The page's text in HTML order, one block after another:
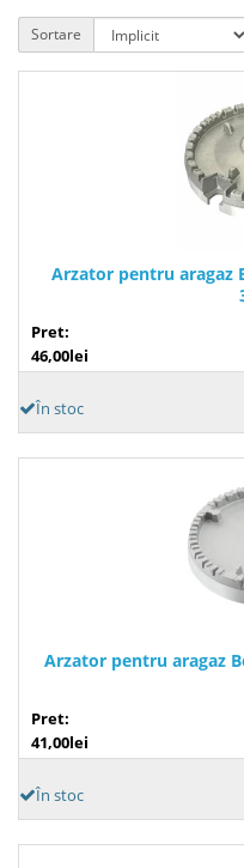
Sortare
Arzator pentru aragaz
Pret:
46,00lei
În stoc
Arzator pentru aragaz
Pret:
41,00lei
În stoc